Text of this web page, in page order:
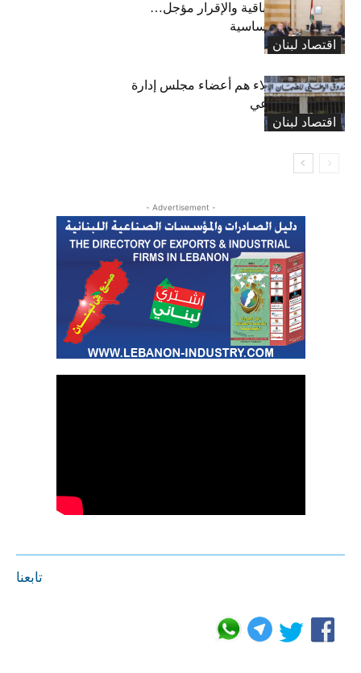
اقتصاد لبنان
رسوم النفايات باقية والإقرار مؤجل…
واستثناء لمواد أساسية
اقتصاد لبنان
بعد 19 عاماً: هؤلاء هم أعضاء مجلس إدارة
الضمان الاجتماعي
- Advertisement -
تابعنا